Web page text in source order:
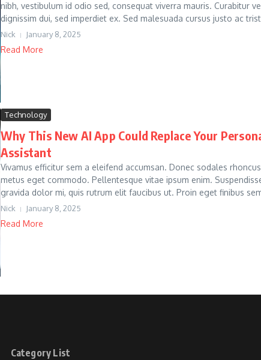
nibh, vestibulum id odio sed, consequat viverra mauris. Curabitur
dignissim dui, sed imperdiet ex. Sed malesuada cursus justo ac
Nick January 8, 2025
Read More
Technology
Why This New AI App Could Replace Your
Assistant
Vivamus efficitur sem a eleifend accumsan. Donec sodales rhoncus
metus eget commodo. Pellentesque vitae ipsum enim.
gravida dolor mi, quis rutrum elit faucibus ut. Proin eget finibus
Nick January 8, 2025
Read More
Category List